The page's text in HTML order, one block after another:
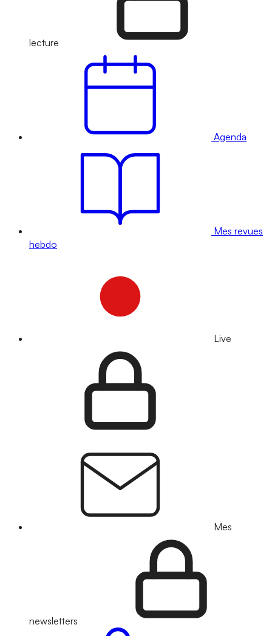
lecture
Agenda
Mes revues
hebdo
Live
Mes
newsletters